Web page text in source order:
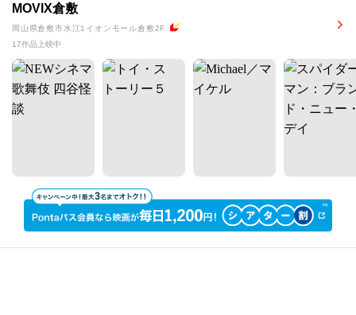
MOVIX倉敷
岡山県倉敷市水江1イオンモール倉敷2F
17作品上映中